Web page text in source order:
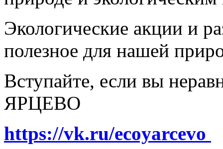
Экологические акции и
полезное для нашей
Вступайте, если вы
ЯРЦЕВО
https://vk.ru/ecoyarcevo